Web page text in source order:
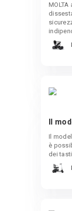
Il
Il
è
dei